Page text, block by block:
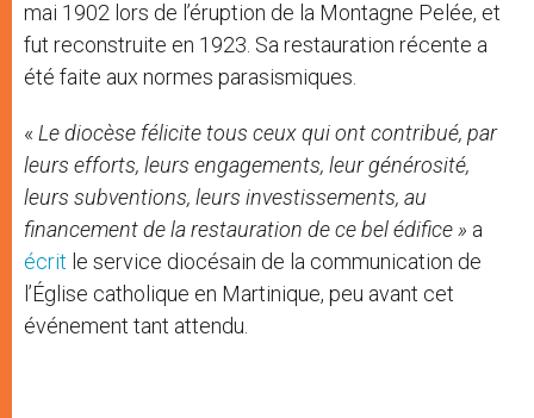
mai 1902 lors de l’éruption de la Montagne Pelée, et
fut reconstruite en 1923. Sa restauration récente a
été faite aux normes parasismiques.
« Le diocèse félicite tous ceux qui ont contribué, par
leurs efforts, leurs engagements, leur générosité,
leurs subventions, leurs investissements, au
financement de la restauration de ce bel édifice» a
écrit le service diocésain de la communication de
l’Église catholique en Martinique, peu avant cet
événement tant attendu.